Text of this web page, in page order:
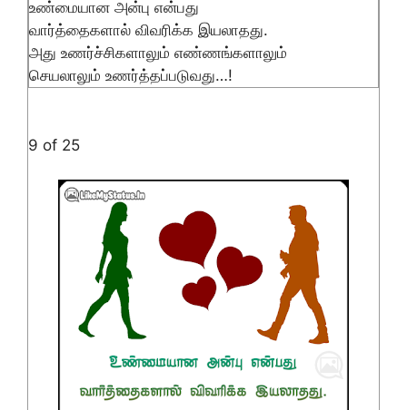
உண்மையான அன்பு என்பது
வார்த்தைகளால் விவரிக்க இயலாதது.
அது உணர்ச்சிகளாலும் எண்ணங்களாலும்
செயலாலும் உணர்த்தப்படுவது…!
9 of 25